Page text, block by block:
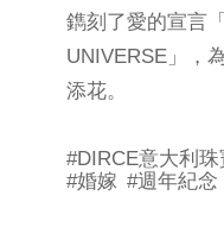
鐫刻了愛的宣言
UNIVERSE」，
添花。
#DIRCE意大利珠
#婚嫁 #週年紀念